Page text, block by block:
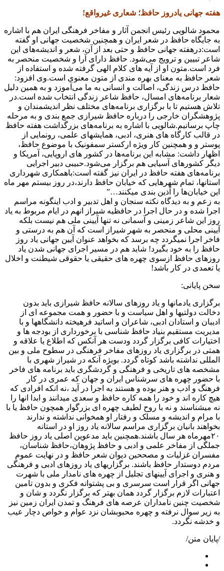
هفته جهانی یادروز حافظ؛ شعاری غیرواقع!
محمود شالویی رئیس انجمن آثار و مفاخر فرهنگی ایران هم با اشاره
به جایگاه حافظ در شعر ایران و همچنین شخصیت جهانی او گفته
است:درهفته جهانی حافظ و حتی بعد از آن، شعر و اندیشه‌های این
شاعر تبیین و ترویج می‌شود. حافظ دارای آرا و شخصیت منحصر به
فرد است.متون او از آیه‌ های کلام الهی گرفته شده و استفاده از
شعر حافظ به معنای بهره مندی از متون معنوی است.وی افزود:
حافظ درس زندگی، اصالت و انسانی به ما می‌آموزد و به همین دلیل
شعار برنامه‌های امسال، حافظ شاعر زندگی انتخاب شده است.در
تلاش هستیم تا با برگزاری برنامه‌های مختلف نظر اندیشمندان و
پژوهشگران خارجی را درباره حافظ شیرازی جمع بندی و به مرحله
چاپ برسانیم.شالویی با اشاره به برنامه‌های بزرگداشت هفته حافظ
در قالب کارگاه‌ های هنری، ادبی، همایشهای علمی، رونمایی از
پوستر و و همچنین کار ویژه ارکستر سمفونیک با موضوع حافظ،
اظهار داشت: مشابه این برنامه‌ها در کشور‌ های اروپایی، آمریکا و
دیگر کشور‌های آسیایی هم برگزار می‌شود.حبیبی دبیر اجرایی
برنامه‌های هفته حافظ در ایران نیز گفته است:باهمکاری شهرداری
استانها، تمام شهر‌هایی که خیابان حافظ دارند،در روز بیستم مهر ماه
این خیابان‌ها را آذین بندی میکنند…”
به زعم و به دیدگاه نکته سنجان و اهل تدبیر و ادب اینگونه مراسم
اجرا شده و در حال اجرا در حافظیه شیراز انهم در ایام مربوط به یاد
روز این شاعر زمینی و آسمانی نه تنها آیینی ملی هم نیست بلکه
آیینی محلی و منحصر به شهر شیراز است که آن هم به درستی و
فاخر اجرا نمیگردد چه برسد که بخواهد عنوان آیین جهانی یاد روز
حافظ را به خود بگیرد! شاید هم در مسیر اجرای جهانی شدن یاد
روزهای حافظ ازسوی چهره های حقیقی یا حقوقی شیطنت و اخلال
یا تعمدی در کار باشد!
سخن پایانی:
برگزاری یادمانها و یاد روزهای سالانه حافظ شیرازی باید بدون
دخالت دولتیها و اهل سیاست و با حضور و همت مجموعه ای از
ادیبان و استادان ادبی، شاعران و اساتید فرهیخته دانشگاهها و با
مدیریت مستقیم بنیاد حافظ شناسی با برخورداری از بودجه ها و
اختیارات کافی برگزار گردد ودست هر آنکس که اطلاع یا علاقه و
همتی در برگزاری یاد روزهای مفاخر فرهنگی در سطوح ملی و بین
المللی نداشته باشد کوتاه گردد. بویژه آنکه در شیراز شهری با
مشخصه های تاریخی و فرهنگی و گردشگری باید برنامه های فاخر
با حضور چهره های سرشناس ایران و جهان که عمری در کار
فرهنگ و ادب و هنر بوده و هستند به اجرا در آید ،نه انکه افرادی که
هیچ کاره اند و خود را همه کاره حافظ و سعدی میدانند و ابدا انها را
نه میشناسند و نه با روح لطیف چهره ای بزرگوار همچون حافظ یا با
با مرام و اندیشه و مسلک و رفتار او همخوانی نداشته و ندارند
بخواهند بانیان برگزاری مراسم سالانه یاد روز او در استانه
۲۰مهرماه هر سال باشند.همچنین باید مدعوین اصلی یاد روز حافظ
جملگی از مفاخر علمی و ادبی و حافظ پژوهان،حافظ شناسان،
مفسران غزلیات و مصححین دیوان شعر حافظ و در نهایت عموم
مردم دوستدار حافظ باشند. برگزاریهای یاد روزهای ادبی و فرهنگی
و هنری و اجرای آیینهای تجلیل از چهره های نامدار ملی با شهرت
جهانی اگر قرار است سرسری و بی پشتوانه فکری و بدون تامین
اعتبارات لازم برگزار گردد همان بهتر که برگزار نگردد و شان و
شخصیت چنین نامداران عرصه های فرهنگ و تمدن ایران زمین نیز
به زیر سوال نرفته و چهره محبوبشان نزد عوام و خواص دچار عیب
و خدشه نگردد.
/پایان متن/